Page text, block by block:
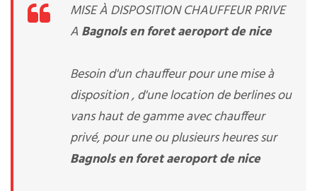
MISE À DISPOSITION CHAUFFEUR PRIVE
A Bagnols en foret aeroport de nice
Besoin d'un chauffeur pour une mise à
disposition , d'une location de berlines ou
vans haut de gamme avec chauffeur
privé, pour une ou plusieurs heures sur
Bagnols en foret aeroport de nice